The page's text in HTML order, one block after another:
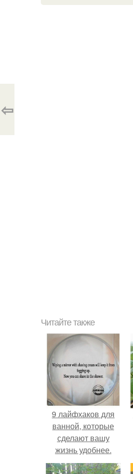
⇦
Читайте также
9 лайфхаков для
ванной, которые
сделают вашу
жизнь удобнее.